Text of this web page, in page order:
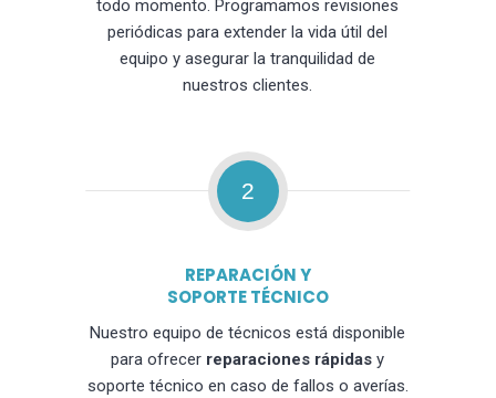
todo momento. Programamos revisiones
periódicas para extender la vida útil del
equipo y asegurar la tranquilidad de
nuestros clientes.
2
REPARACIÓN Y
SOPORTE TÉCNICO
Nuestro equipo de técnicos está disponible
para ofrecer reparaciones rápidas y
soporte técnico en caso de fallos o averías.